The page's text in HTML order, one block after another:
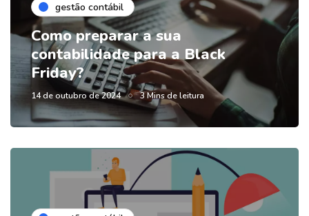
gestão contábil
Como preparar a sua
contabilidade para a Black
Friday?
14 de outubro de 2024 3 Mins de leitura